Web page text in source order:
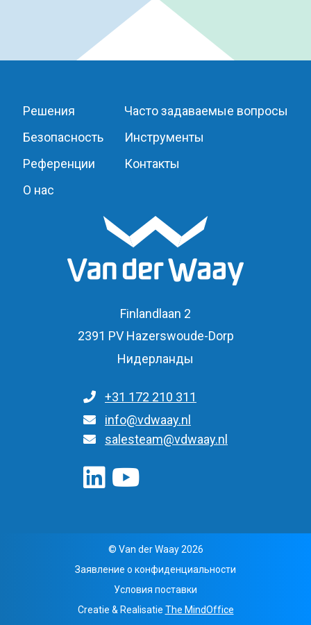
Решения
Безопасность
Референции
О нас
Часто задаваемые вопросы
Инструменты
Контакты
Finlandlaan 2
2391 PV Hazerswoude-Dorp
Нидерланды
+31 172 210 311
Для общих запросов
info@vdwaay.nl
salesteam@vdwaay.nl
© Van der Waay 2026
Заявление о конфиденциальности
Условия поставки
Creatie & Realisatie The MindOffice